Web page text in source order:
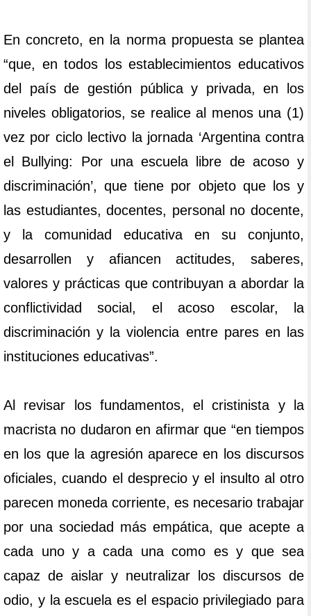
En concreto, en la norma propuesta se plantea
“que, en todos los establecimientos educativos
del país de gestión pública y privada, en los
niveles obligatorios, se realice al menos una (1)
vez por ciclo lectivo la jornada ‘Argentina contra
el Bullying: Por una escuela libre de acoso y
discriminación’, que tiene por objeto que los y
las estudiantes, docentes, personal no docente,
y la comunidad educativa en su conjunto,
desarrollen y afiancen actitudes, saberes,
valores y prácticas que contribuyan a abordar la
conflictividad social, el acoso escolar, la
discriminación y la violencia entre pares en las
instituciones educativas”.
Al revisar los fundamentos, el cristinista y la
macrista no dudaron en afirmar que “en tiempos
en los que la agresión aparece en los discursos
oficiales, cuando el desprecio y el insulto al otro
parecen moneda corriente, es necesario trabajar
por una sociedad más empática, que acepte a
cada uno y a cada una como es y que sea
capaz de aislar y neutralizar los discursos de
odio, y la escuela es el espacio privilegiado para